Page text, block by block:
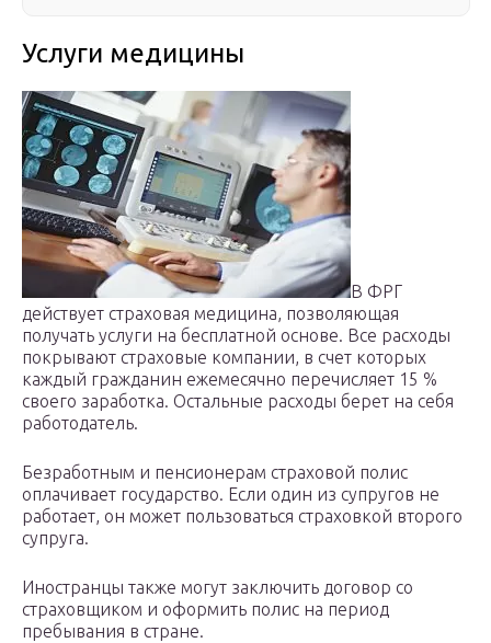
Услуги медицины
В ФРГ
действует страховая медицина, позволяющая
получать услуги на бесплатной основе. Все расходы
покрывают страховые компании, в счет которых
каждый гражданин ежемесячно перечисляет 15 %
своего заработка. Остальные расходы берет на себя
работодатель.
Безработным и пенсионерам страховой полис
оплачивает государство. Если один из супругов не
работает, он может пользоваться страховкой второго
супруга.
Иностранцы также могут заключить договор со
страховщиком и оформить полис на период
пребывания в стране.